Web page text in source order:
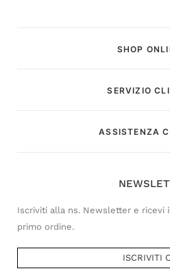
SHOP
SERVIZIO
ASSISTENZA
Iscriviti alla ns. Newsletter e ricevi
primo ordine.
ISCRIVITI